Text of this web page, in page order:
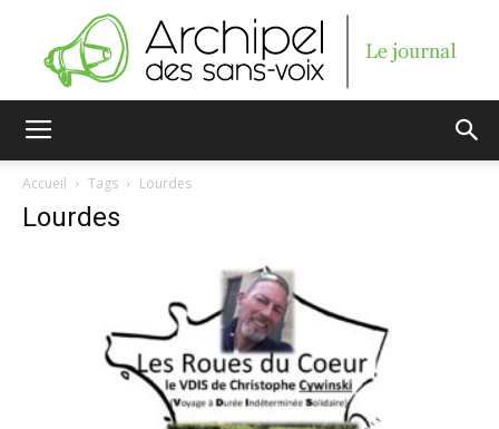
sans-
Accueil Tags Lourdes
Lourdes